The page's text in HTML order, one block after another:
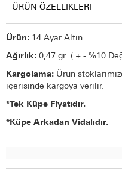
ÜRÜN ÖZELLIKLERI
Ürün: 14 Ayar Altın
Ağırlık: 0,47 gr ( + - %10
Kargolama: Ürün
içerisinde kargoya verilir.
*Tek Küpe Fiyatıdır.
*Küpe Arkadan Vidalıdır.